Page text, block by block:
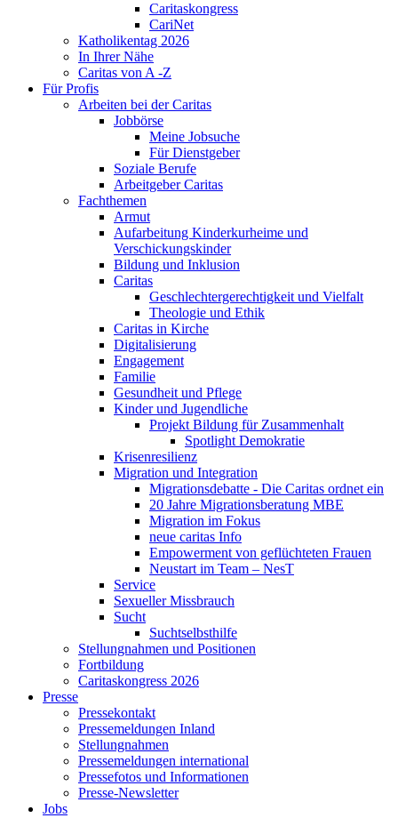
Caritaskongress
CariNet
Katholikentag 2026
In Ihrer Nähe
Caritas von A -Z
Für Profis
Arbeiten bei der Caritas
Jobbörse
Meine Jobsuche
Für Dienstgeber
Soziale Berufe
Arbeitgeber Caritas
Fachthemen
Armut
Aufarbeitung Kinderkurheime und
Verschickungskinder
Bildung und Inklusion
Caritas
Geschlechtergerechtigkeit und Vielfalt
Theologie und Ethik
Caritas in Kirche
Digitalisierung
Engagement
Familie
Gesundheit und Pflege
Kinder und Jugendliche
Projekt Bildung für Zusammenhalt
Spotlight Demokratie
Krisenresilienz
Migration und Integration
Migrationsdebatte - Die Caritas ordnet ein
20 Jahre Migrationsberatung MBE
Migration im Fokus
neue caritas Info
Empowerment von geflüchteten Frauen
Neustart im Team – NesT
Service
Sexueller Missbrauch
Sucht
Suchtselbsthilfe
Stellungnahmen und Positionen
Fortbildung
Caritaskongress 2026
Presse
Pressekontakt
Pressemeldungen Inland
Stellungnahmen
Pressemeldungen international
Pressefotos und Informationen
Presse-Newsletter
Jobs